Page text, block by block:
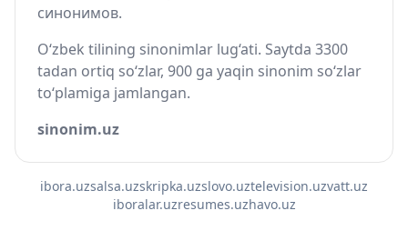
синонимов.
O‘zbek tilining sinonimlar lug‘ati. Saytda 3300
tadan ortiq so‘zlar, 900 ga yaqin sinonim so‘zlar
to‘plamiga jamlangan.
sinonim.uz
ibora.uzsalsa.uzskripka.uzslovo.uztelevision.uzvatt.uz
iboralar.uzresumes.uzhavo.uz